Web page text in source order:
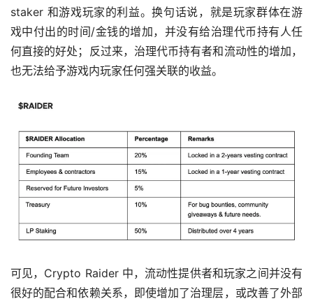
staker 和游戏玩家的利益。换句话说，就是玩家群体在游
戏中付出的时间/金钱的增加，并没有给治理代币持有人任
何直接的好处；反过来，治理代币持有者和流动性的增加，
也无法给予游戏内玩家任何强关联的收益。
可见，Crypto Raider 中，流动性提供者和玩家之间并没有
很好的配合和依赖关系，即使增加了治理层，或改善了外部